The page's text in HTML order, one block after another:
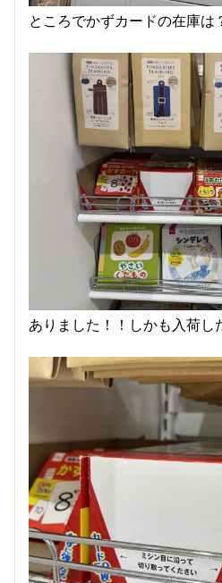
ところでかずカードの在庫
ありました！！しかも入荷し